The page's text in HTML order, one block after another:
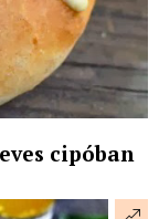
cipóban